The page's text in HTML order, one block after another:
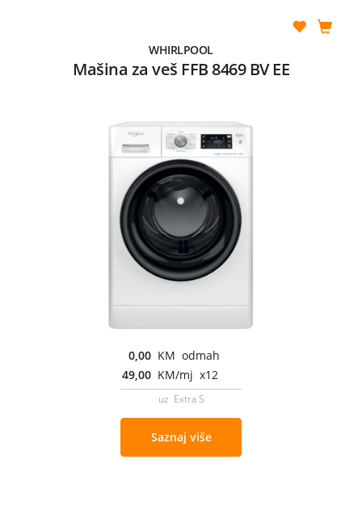
WHIRLPOOL
Mašina za veš FFB 8469 BV EE
0,00 KM odmah
49,00 KM/mj x12
uz Extra S
Saznaj više